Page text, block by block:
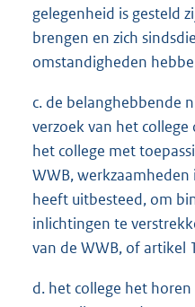
gelegenheid is gesteld
brengen en zich
omstandigheden
c. de belanghebbende
verzoek van het
het college met
WWB,
heeft uitbesteed, om
inlichtingen te
van de WWB, of artikel
d. het college het